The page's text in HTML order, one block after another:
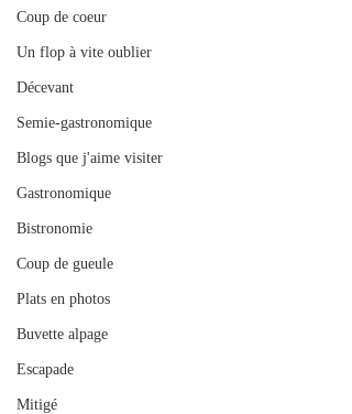
Coup de coeur
Un flop à vite oublier
Décevant
Semie-gastronomique
Blogs que j'aime visiter
Gastronomique
Bistronomie
Coup de gueule
Plats en photos
Buvette alpage
Escapade
Mitigé